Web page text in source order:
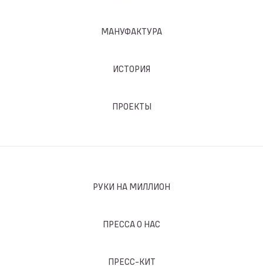
МАНУФАКТУРА
ИСТОРИЯ
ПРОЕКТЫ
РУКИ НА МИЛЛИОН
ПРЕССА О НАС
ПРЕСС-КИТ